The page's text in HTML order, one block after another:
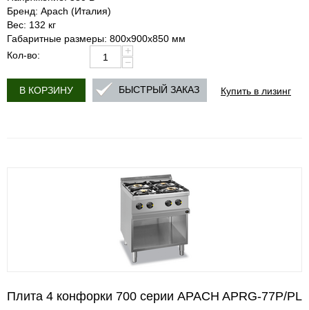
Бренд: Apach (Италия)
Вес: 132 кг
Габаритные размеры: 800х900х850 мм
Кол-во:
+
−
В КОРЗИНУ Купить в лизинг
БЫСТРЫЙ ЗАКАЗ
Плита 4 конфорки 700 серии APACH APRG-77P/PL